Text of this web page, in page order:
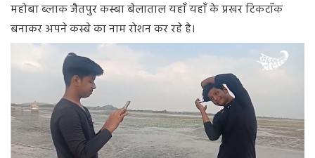
महोबा ब्लाक जैतपुर कस्बा बेलाताल यहाँ यहाँ के प्रखर टिकटॉक
बनाकर अपने कस्बे का नाम रोशन कर रहे है।